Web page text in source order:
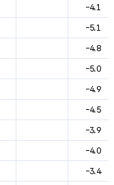
-4.1
-5.1
-4.8
-5.0
-4.9
-4.5
-3.9
-4.0
-3.4